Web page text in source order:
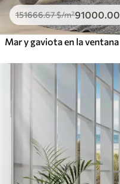
151666.67$/m²91000 .00
Mar y gaviota en la ventana